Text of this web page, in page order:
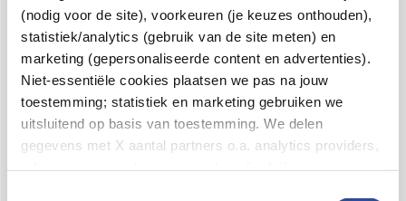
(nodig voor de site), voorkeuren (je keuzes onthouden),
statistiek/analytics (gebruik van de site meten) en
marketing (gepersonaliseerde content en advertenties).
Niet-essentiële cookies plaatsen we pas na jouw
toestemming; statistiek en marketing gebruiken we
uitsluitend op basis van toestemming. We delen
gegevens met X aantal partners o.a. analytics providers,
Over DA
Klantenservice
Assortiment
VolgDAop: